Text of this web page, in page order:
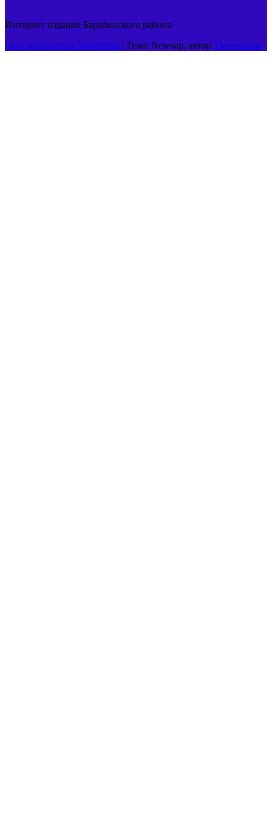
Интернет издание Барабинского района
Сайт работает на WordPress | Тема: Newsup, автор Themeansar